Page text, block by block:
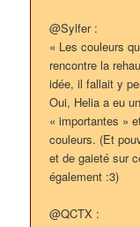
@Sylfer :
« Les couleurs
rencontre la
idée, il fallait y
Oui, Helia a eu
« importantes »
couleurs. (Et
et de gaieté sur
également :3)
@QCTX :